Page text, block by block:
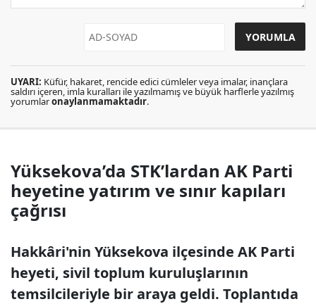
UYARI: Küfür, hakaret, rencide edici cümleler veya imalar, inançlara
saldırı içeren, imla kuralları ile yazılmamış ve büyük harflerle yazılmış
yorumlaronaylanmamaktadır.
Yüksekova’da STK’lardan AK Parti
heyetine yatırım ve sınır kapıları
çağrısı
Hakkâri'nin Yüksekova ilçesinde AK Parti
heyeti, sivil toplum kuruluşlarının
temsilcileriyle bir araya geldi. Toplantıda